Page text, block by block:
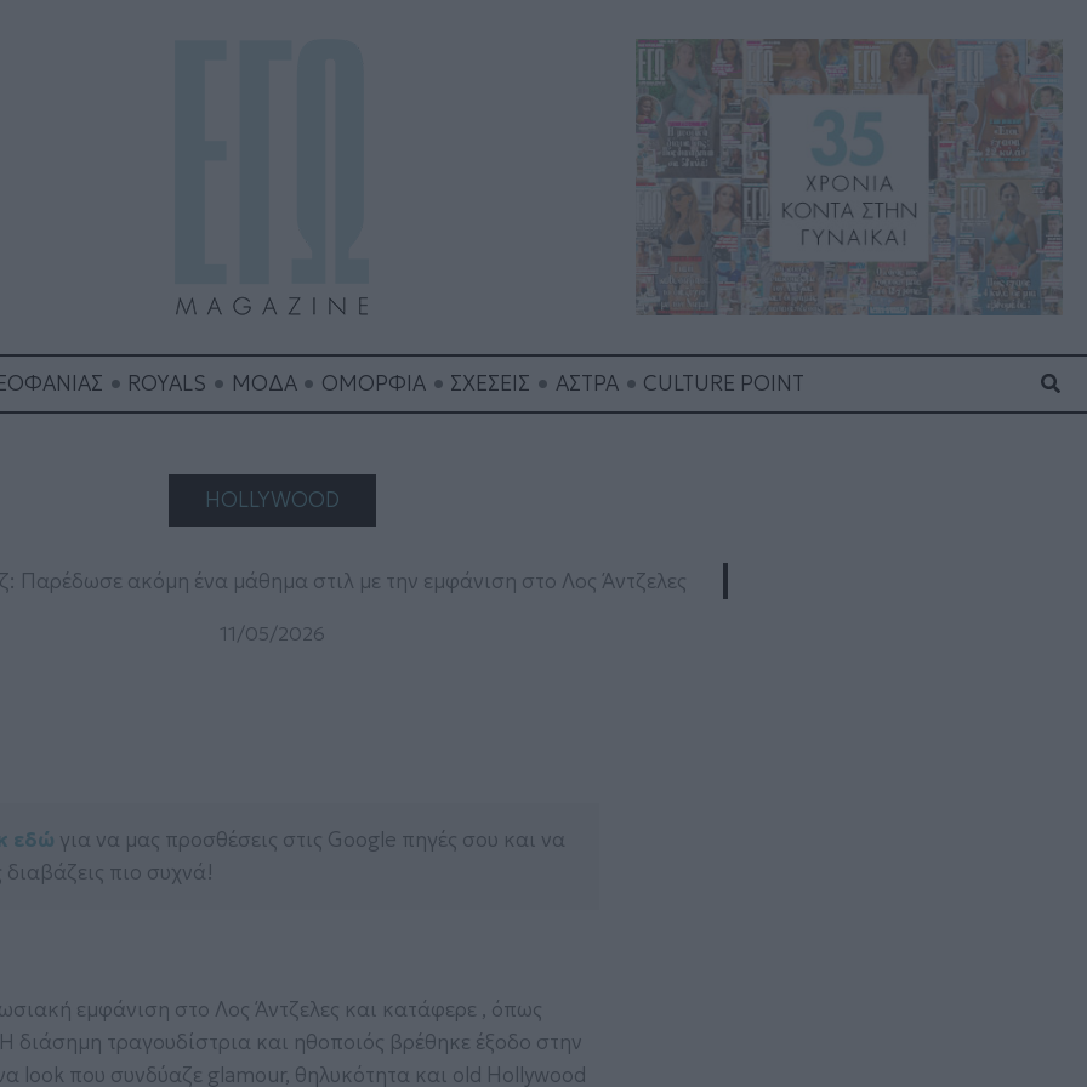
ROYALS ΜΟΔΑ ΟΜΟΡΦΙΑ ΣΧΕΣΕΙΣ ΑΣΤΡΑ CULTURE POINT
HOLLYWOOD
Παρέδωσε ακόμη ένα μάθημα στιλ με την εμφάνιση στο Λος Άντζελες
11/05/2026
εδώ για να μας προσθέσεις στις Google πηγές σου και να
διαβάζεις πιο συχνά!
εμφάνιση στο Λος Άντζελες και κατάφερε , όπως
τραγουδίστρια και ηθοποιός βρέθηκε έξοδο στην
look που συνδύαζε glamour, θηλυκότητα και old Hollywood